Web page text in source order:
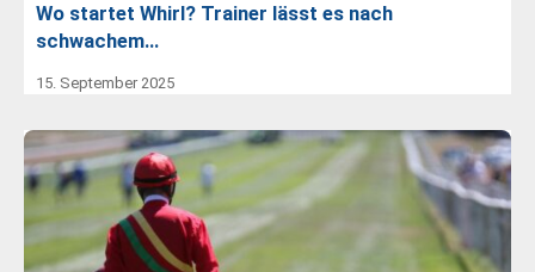
Wo startet Whirl? Trainer lässt es nach
schwachem…
15. September 2025